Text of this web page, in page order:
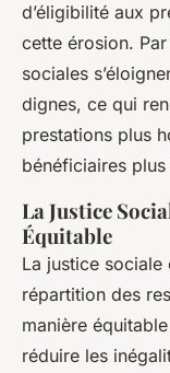
d’éligibilité aux
cette érosion.
sociales
dignes, ce qui
prestations plus
bénéficiaires
La Justice
Équitable
La justice
répartition des
manière
réduire les